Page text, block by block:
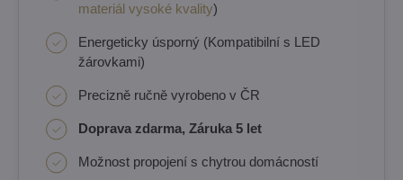
materiál vysoké kvality)
Energeticky úsporný (Kompatibilní s LED
žárovkami)
Precizně ručně vyrobeno v ČR
Doprava zdarma, Záruka 5 let
Možnost propojení s chytrou domácností